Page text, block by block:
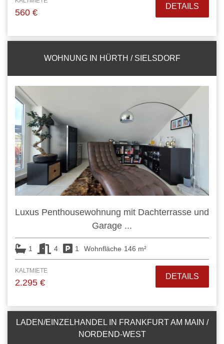
560 €
DETAILS
WOHNUNG IN HÜRTH / SIELSDORF
Luxus Penthousewohnung mit Dachterrasse und
Garage ...
1 4 1 Wohnfläche 146 m²
KALTMIETE
2.295 €
DETAILS
LADEN/EINZELHANDEL IN FRANKFURT AM MAIN /
NORDEND-WEST